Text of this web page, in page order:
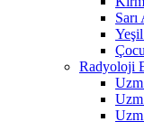
Radyoloji